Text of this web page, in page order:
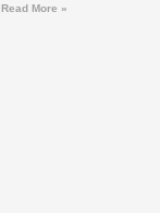
Read More »